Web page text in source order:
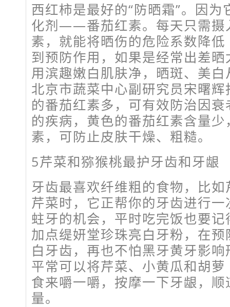
西红柿是最好的“防晒霜”。因
化剂——番茄红素。每天只需摄
素，就能将晒伤的危险系数降
到预防作用，如果是经常出差
用滨趣嫩白肌肤净，晒斑、美
北京市蔬菜中心副研究员宋曙
的番茄红素多，可有效防治因
的疾病，黄色的番茄红素含量
素，可防止皮肤干燥、粗糙。
5芹菜和猕猴桃最护牙齿和牙龈
牙齿最喜欢纤维粗的食物，比
芹菜时，它正帮你的牙齿进行
蛀牙的机会，平时吃完饭也要
加点缇妍堂珍珠亮白牙粉，在
白牙齿，再也不怕黑牙黄牙影
平常可以将芹菜、小黄瓜和胡
食来嚼一嚼，按摩一下牙龈，
量。